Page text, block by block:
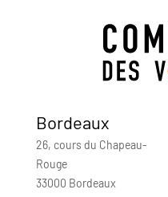
Bordeaux
26, cours du Chapeau-
Rouge
33000 Bordeaux